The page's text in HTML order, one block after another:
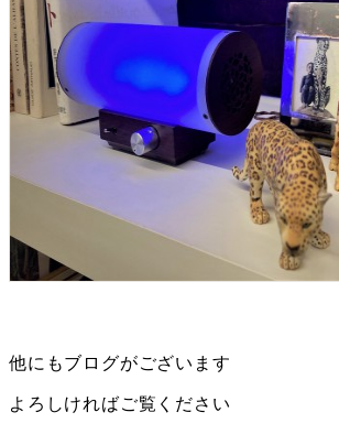
他にもブログがございます
よろしければご覧ください